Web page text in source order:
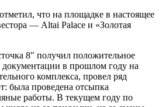
что на площадке в настоящее
— Altai Palace и «Золотая
8″ получил положительное
документации в прошлом году на
комплекса, провел ряд
была проведена отсыпка
работы. В текущем году по